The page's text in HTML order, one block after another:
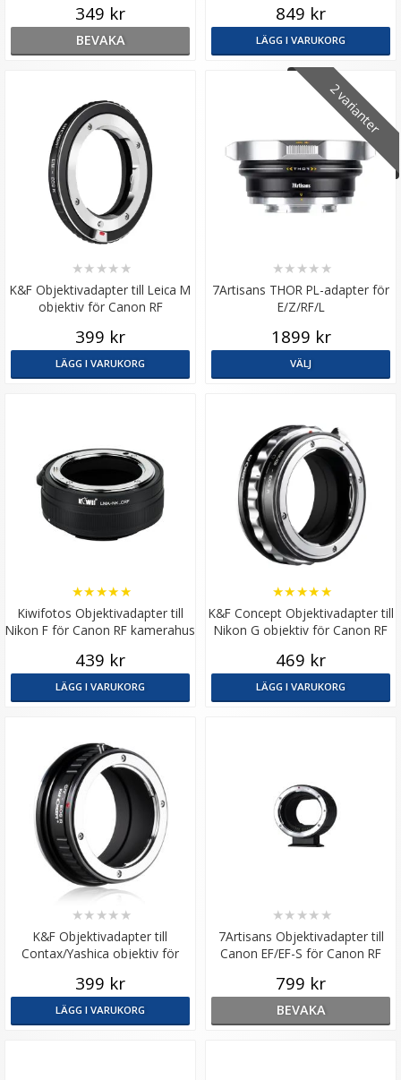
349 kr
BEVAKA
849 kr
LÄGG I VARUKORG
K&F Objektivadapter till Leica M
objektiv för Canon RF
★★ ★★ ★
399 kr
LÄGG I VARUKORG
2 varianter
7Artisans THOR PL-adapter för
E/Z/RF/L
★★ ★★ ★
1899 kr
VÄLJ
Kiwifotos Objektivadapter till
Nikon F för Canon RF kamerahus
★★★★★
439 kr
LÄGG I VARUKORG
K&F Concept Objektivadapter till
Nikon G objektiv för Canon RF
★★★★★
469 kr
LÄGG I VARUKORG
K&F Objektivadapter till
Contax/Yashica objektiv för
★★ ★★ ★
399 kr
LÄGG I VARUKORG
7Artisans Objektivadapter till
Canon EF/EF-S för Canon RF
★★ ★★ ★
799 kr
BEVAKA